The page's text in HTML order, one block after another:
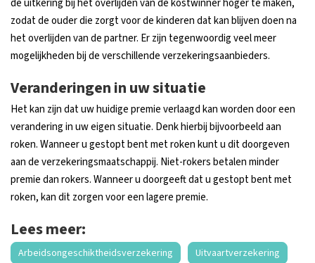
de uitkering bij het overlijden van de kostwinner hoger te maken,
zodat de ouder die zorgt voor de kinderen dat kan blijven doen na
het overlijden van de partner. Er zijn tegenwoordig veel meer
mogelijkheden bij de verschillende verzekeringsaanbieders.
Veranderingen in uw situatie
Het kan zijn dat uw huidige premie verlaagd kan worden door een
verandering in uw eigen situatie. Denk hierbij bijvoorbeeld aan
roken. Wanneer u gestopt bent met roken kunt u dit doorgeven
aan de verzekeringsmaatschappij. Niet-rokers betalen minder
premie dan rokers. Wanneer u doorgeeft dat u gestopt bent met
roken, kan dit zorgen voor een lagere premie.
Lees meer:
Arbeidsongeschiktheidsverzekering Uitvaartverzekering